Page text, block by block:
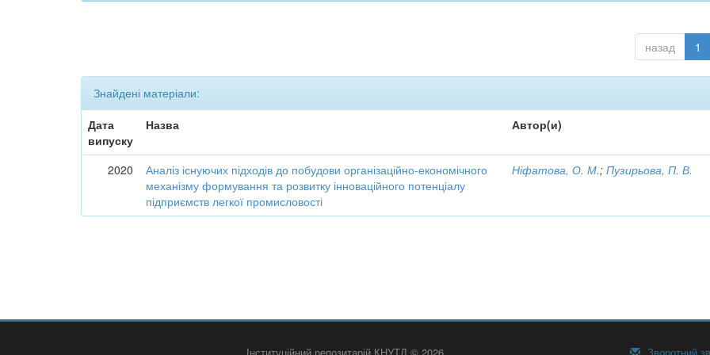
назад 1
Знайдені матеріали:
Дата
випуску
Назва Автор(и)
2020
Аналіз існуючих підходів до побудови організаційно-економічного
механізму формування та розвитку інноваційного потенціалу
підприємств легкої промисловості
Ніфатова, О. М.;Пузирьова, П. В.